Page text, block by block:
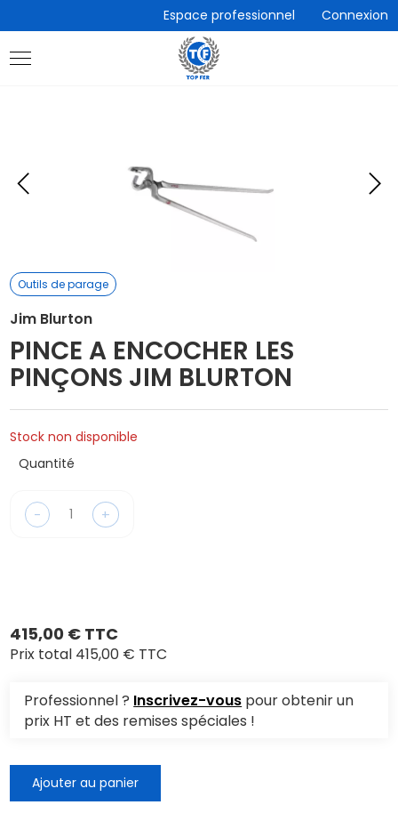
directement
au
contenu
Espace professionnel Connexion
Eléments
précédent
Outils de parage
Jim Blurton
PINCE A ENCOCHER LES
PINÇONS JIM BLURTON
Stock non disponible
Quantité
- +
415,00 € TTC
Prix total 415,00 € TTC
Professionnel ? Inscrivez-vous pour obtenir un
prix HT et des remises spéciales !
Ajouter au panier